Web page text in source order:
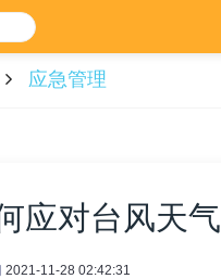
应急管理
应对台风天气
2021-11-28 02:42:31